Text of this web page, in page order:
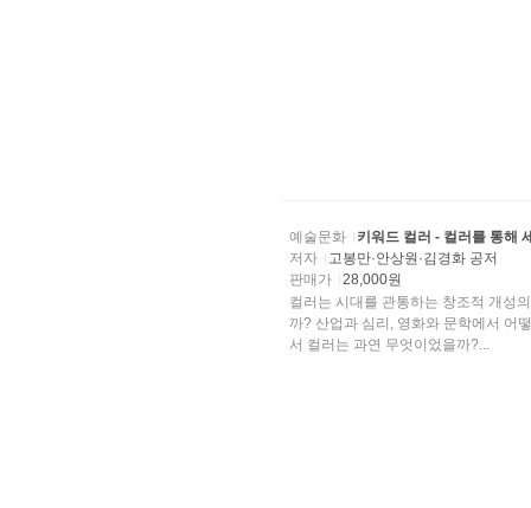
예술문화
키워드 컬러 - 컬러를 통해
저자
고봉만·안상원·김경화 공저
판매가
28,000원
컬러는 시대를 관통하는 창조적 개성
까? 산업과 심리, 영화와 문학에서 어
서 컬러는 과연 무엇이었을까?...